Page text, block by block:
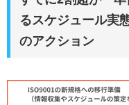
るスケジュール実
のアクション